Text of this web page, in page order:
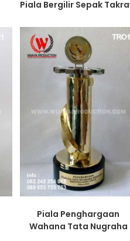
Piala Bergilir Sepak
Piala Penghargaan
Wahana Tata Nugraha